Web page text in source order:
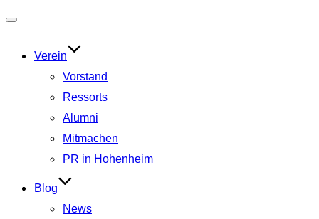
umschalten
Verein
Vorstand
Ressorts
Alumni
Mitmachen
PR in Hohenheim
Blog
News